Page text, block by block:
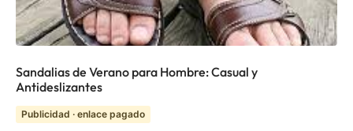
Sandalias de Verano para Hombre: Casual y
Antideslizantes
Publicidad · enlace pagado